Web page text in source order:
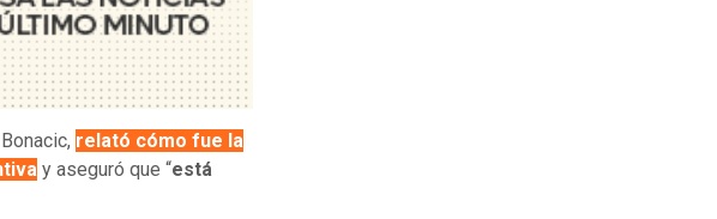
relató cómo fue la
y aseguró que “está